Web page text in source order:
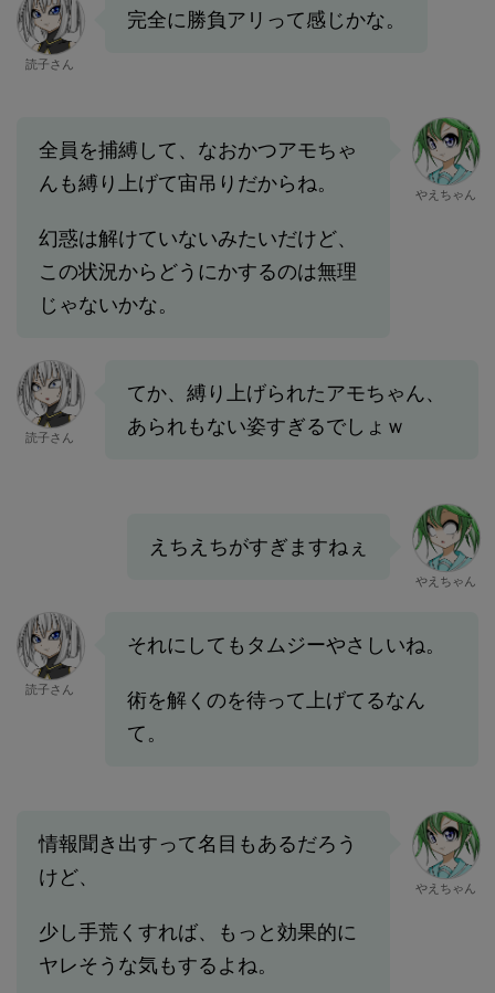
読子さん
完全に勝負アリって感じかな。
全員を捕縛して、なおかつアモちゃ
んも縛り上げて宙吊りだからね。
幻惑は解けていないみたいだけど、
この状況からどうにかするのは無理
じゃないかな。
やえちゃん
読子さん
てか、縛り上げられたアモちゃん、
あられもない姿すぎるでしょｗ
えちえちがすぎますねぇ
やえちゃん
読子さん
それにしてもタムジーやさしいね。
術を解くのを待って上げてるなん
て。
情報聞き出すって名目もあるだろう
けど、
少し手荒くすれば、もっと効果的に
ヤレそうな気もするよね。
やえちゃん